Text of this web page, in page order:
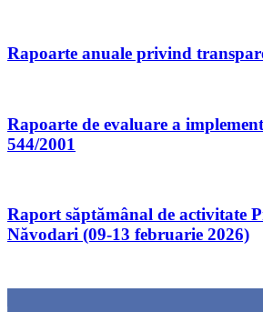
Rapoarte anuale privind
Rapoarte de evaluare a
544/2001
Raport săptămânal de activitate
Năvodari (09-13 februarie 2026)